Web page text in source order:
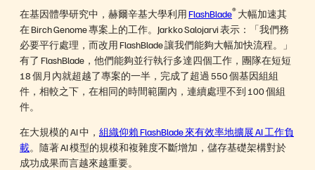
在基因體學研究中，赫爾辛基大學利用FlashBlade® 大幅加速其
在 Birch Genome 專案上的工作。Jarkko Salojarvi 表示：「我們務
必要平行處理，而改用 FlashBlade 讓我們能夠大幅加快流程。」
有了 FlashBlade，他們能夠並行執行多達四個工作，團隊在短短
18 個月內就超越了專案的一半，完成了超過 550 個基因組組
件，相較之下，在相同的時間範圍內，連續處理不到 100 個組
件。
在大規模的 AI 中， 組織仰賴 FlashBlade 來有效率地擴展 AI 工作負
載。隨著 AI 模型的規模和複雜度不斷增加，儲存基礎架構對於
成功成果而言越來越重要。